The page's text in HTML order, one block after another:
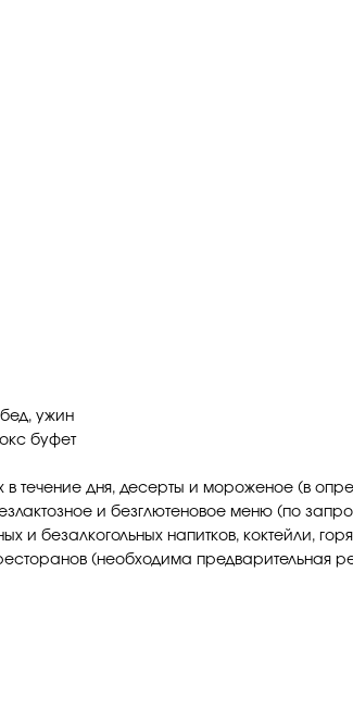
ужин
буфет
в течение дня, десерты и мороженое (в
и безглютеновое меню (по
и безалкогольных напитков, коктейли,
(необходима предварительная